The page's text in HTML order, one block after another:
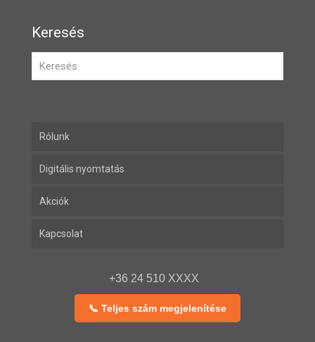
Keresés
Rólunk
Digitális nyomtatás
Akciók
Kapcsolat
+36 24 510 XXXX
📞 Teljes szám megjelenítése